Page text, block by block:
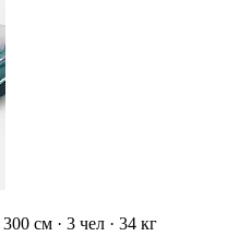
300 см · 3 чел · 34 кг